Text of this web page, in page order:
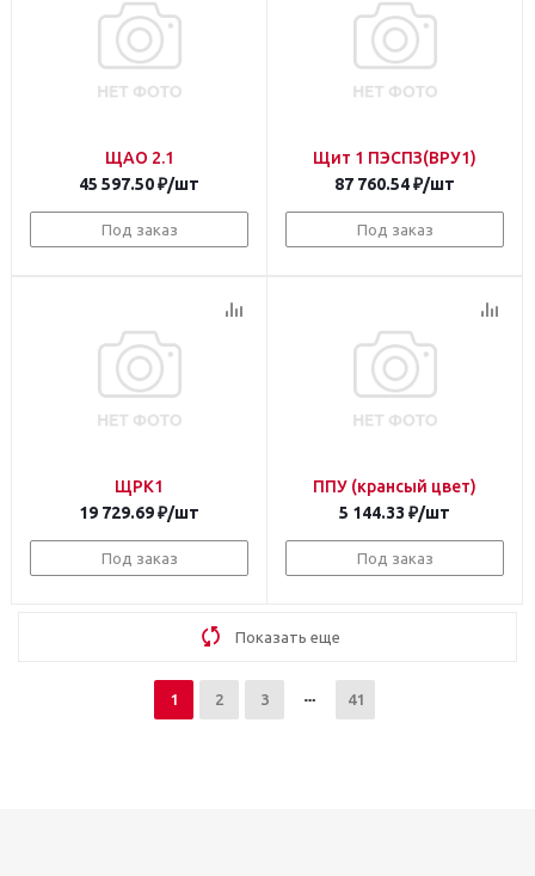
ЩАО 2.1
45 597.50₽/шт
Под заказ
Щит 1 ПЭСПЗ(ВРУ1)
87 760.54₽/шт
Под заказ
ЩРК1
19 729.69₽/шт
Под заказ
ППУ (крансый цвет)
5 144.33 ₽/шт
Под заказ
Показать еще
1 2 3 41